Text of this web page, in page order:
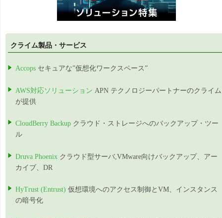
クライム製品・サービス
Accops セキュアな”仮想化ワークスペース”
AWS対応ソリューション APN テクノロジーパートナーのクライム
が提供
CloudBerry Backup クラウド・ストレージへのバックアップ・ツー
ル
Druva Phoenix クラウド型サーバ,VMware向けバックアップ、アー
カイブ、DR
HyTrust (Entrust) 仮想環境へのアクセス制御とVM、インスタンス
の暗号化